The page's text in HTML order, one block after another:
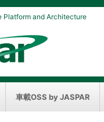
Platform and Architecture
車載OSS by JASPAR